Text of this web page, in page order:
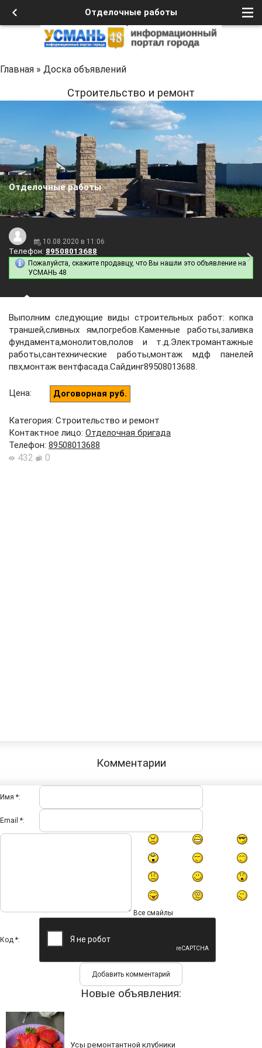
Отделочные работы
Главная » Доска объявлений
Строительство и ремонт
Отделочные работы
10.08.2020 в 11:06
Телефон: 89508013688
Пожалуйста, скажите продавцу, что Вы нашли это объявление на
УСМАНЬ 48
Выполним следующие виды строительных работ: копка
траншей,сливных ям,погребов.Каменные работы,заливка
фундамента,монолитов,полов и т.д.Электромантажные
работы,сантехнические работы,монтаж мдф панелей
пвх,монтаж вентфасада.Сайдинг89508013688.
Цена: Договорная руб.
Категория: Строительство и ремонт
Контактное лицо: Отделочная бригада
Телефон: 89508013688
432 0
Комментарии
Имя *:
Email *:
Все смайлы
Код *:
Новые объявления:
Усы ремонтантной клубники